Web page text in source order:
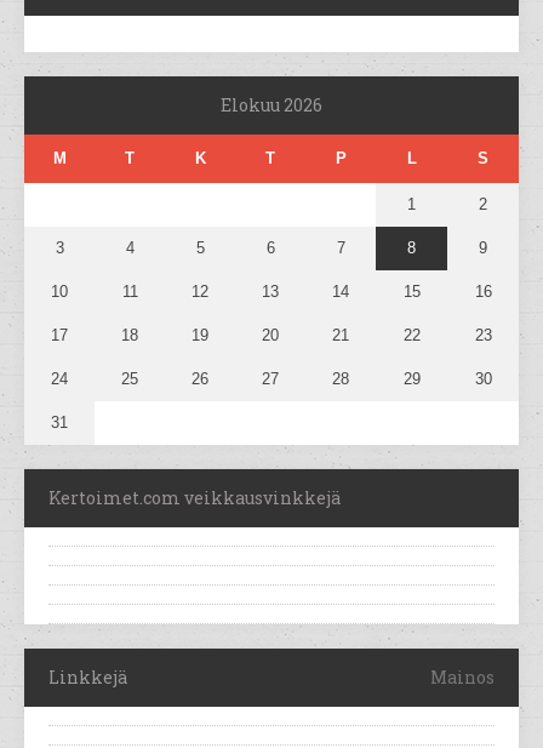
Elokuu 2026
M T K T P L S
1 2
3 4 5 6 7 8 9
10 11 12 13 14 15 16
17 18 19 20 21 22 23
24 25 26 27 28 29 30
31
Kertoimet.com veikkausvinkkejä
Linkkejä Mainos